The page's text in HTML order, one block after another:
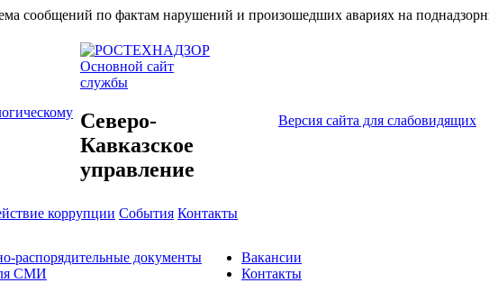
сообщений по фактам нарушений и произошедших авариях на
Основной сайт
службы
Северо-
Кавказское
управление
Версия сайта для слабовидящих
коррупции События Контакты
распорядительные документы
СМИ
Вакансии
Контакты